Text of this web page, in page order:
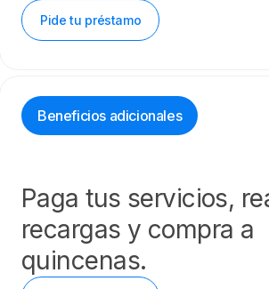
Pide tu préstamo
Beneficios adicionales
Paga tus servicios,
recargas y compra a
quincenas.